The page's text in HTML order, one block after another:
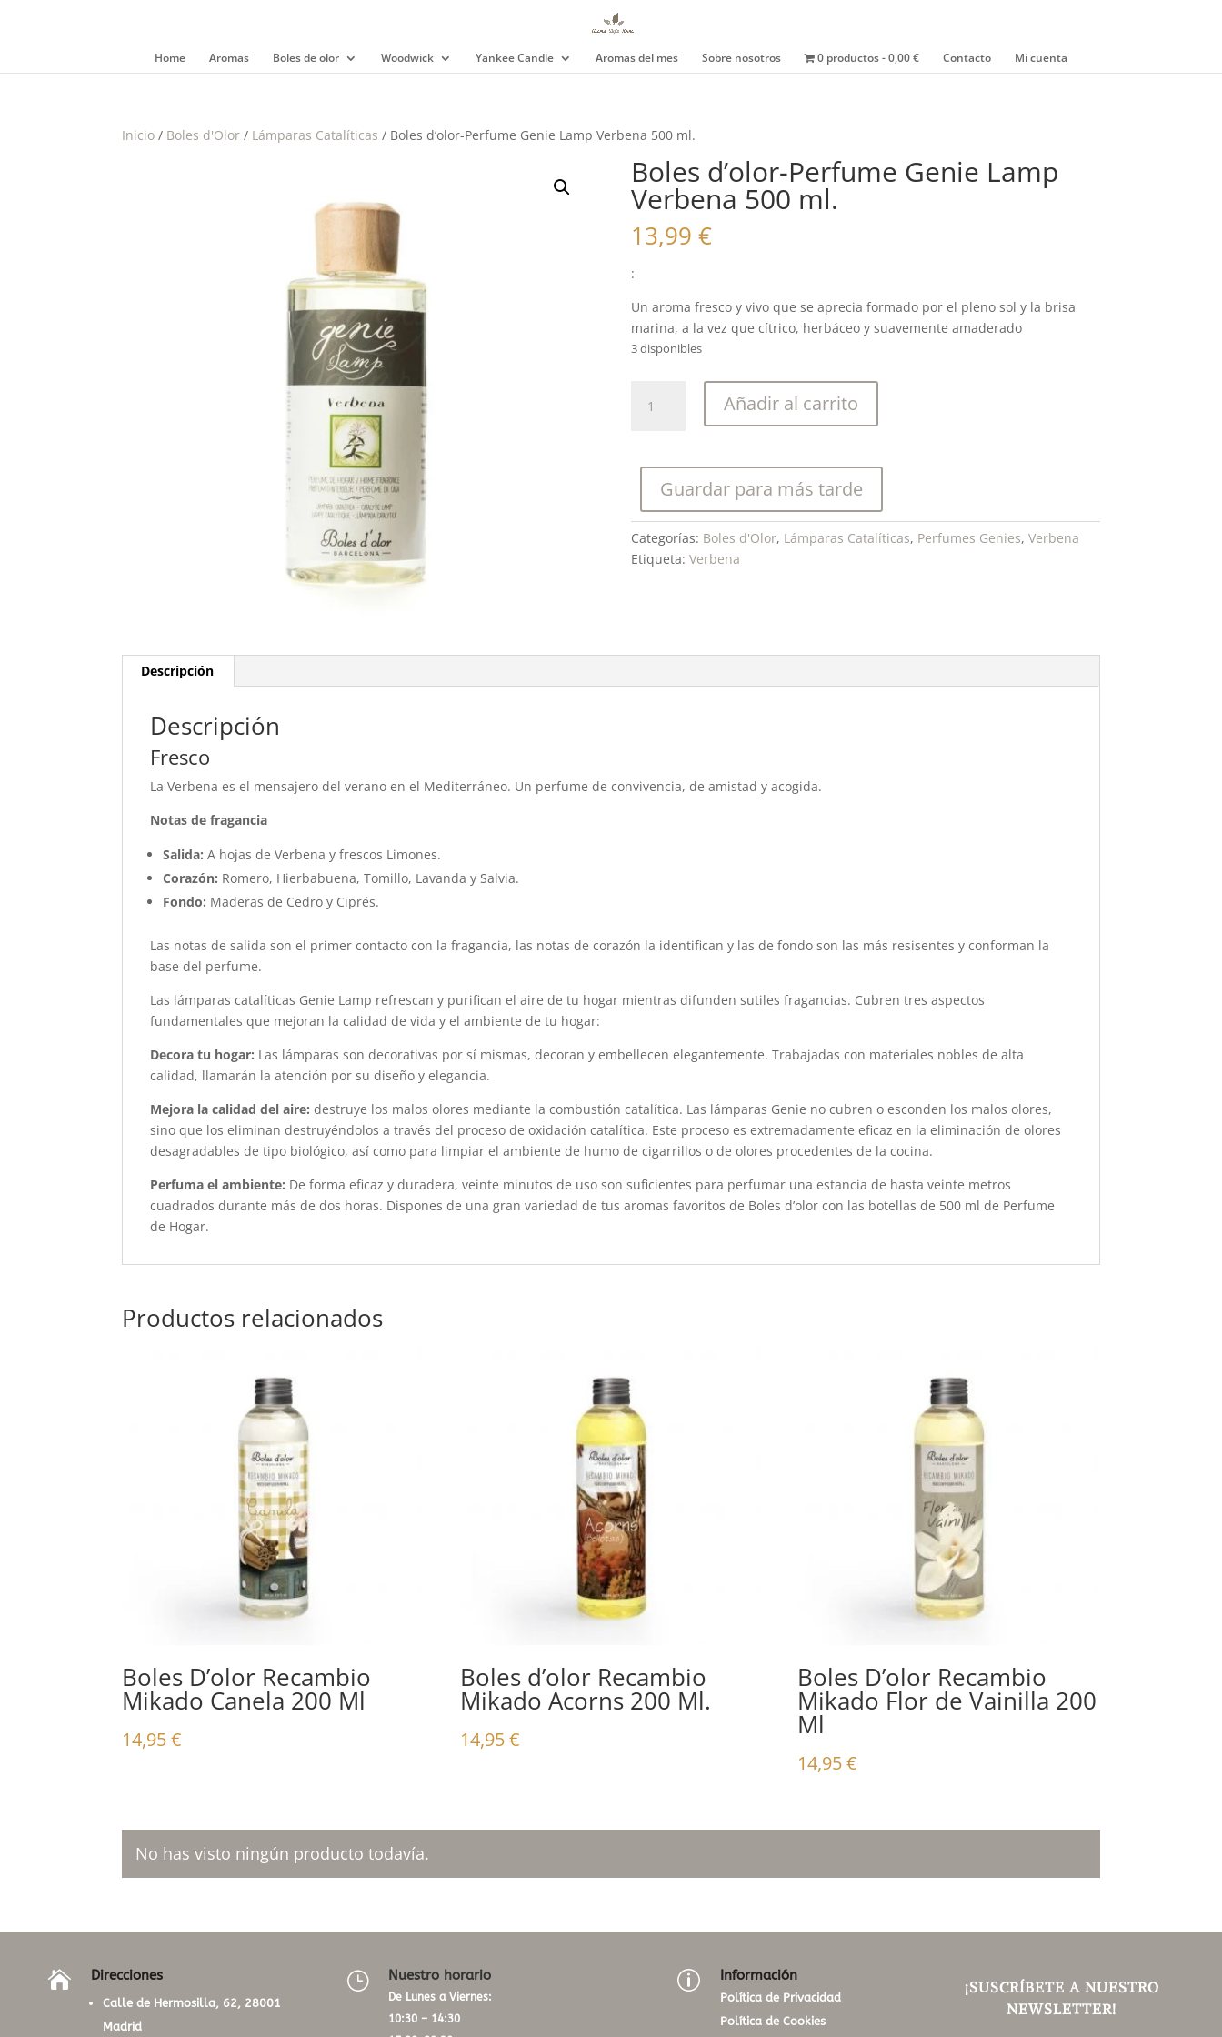
Home Aromas Boles de olor Woodwick Yankee Candle Aromas del mes Sobre nosotros 0 productos 0,00 € Contacto Mi cuenta
Inicio / Boles d'Olor / Lámparas Catalíticas / Boles d’olor-Perfume Genie Lamp Verbena 500 ml.
Boles d’olor-Perfume Genie Lamp
Verbena 500 ml.
13,99 €
:
Un aroma fresco y vivo que se aprecia formado por el pleno sol y la brisa
marina, a la vez que cítrico, herbáceo y suavemente amaderado
3 disponibles
d'olor-
Lamp
Verbena
500
ml.
cantidad
Añadir al carrito
Guardar para más tarde
Categorías: Boles d'Olor, Lámparas Catalíticas, Perfumes Genies, Verbena
Etiqueta: Verbena
Descripción
Descripción
Fresco
La Verbena es el mensajero del verano en el Mediterráneo. Un perfume de convivencia, de amistad y acogida.
Notas de fragancia
Salida:A hojas de Verbena y frescos Limones.
Corazón: Romero, Hierbabuena, Tomillo, Lavanda y Salvia.
Fondo: Maderas de Cedro y Ciprés.
Las notas de salida son el primer contacto con la fragancia, las notas de corazón la identifican y las de fondo son las más resisentes y conforman la
base del perfume.
Las lámparas catalíticas Genie Lamp refrescan y purifican el aire de tu hogar mientras difunden sutiles fragancias. Cubren tres aspectos
fundamentales que mejoran la calidad de vida y el ambiente de tu hogar:
Decora tu hogar: Las lámparas son decorativas por sí mismas, decoran y embellecen elegantemente. Trabajadas con materiales nobles de alta
calidad, llamarán la atención por su diseño y elegancia.
Mejora la calidad del aire: destruye los malos olores mediante la combustión catalítica. Las lámparas Genie no cubren o esconden los malos olores,
sino que los eliminan destruyéndolos a través del proceso de oxidación catalítica. Este proceso es extremadamente eficaz en la eliminación de olores
desagradables de tipo biológico, así como para limpiar el ambiente de humo de cigarrillos o de olores procedentes de la cocina.
Perfuma el ambiente: De forma eficaz y duradera, veinte minutos de uso son suficientes para perfumar una estancia de hasta veinte metros
cuadrados durante más de dos horas. Dispones de una gran variedad de tus aromas favoritos de Boles d’olor con las botellas de 500 ml de Perfume
de Hogar.
Productos relacionados
Boles D’olor Recambio
Mikado Canela 200 Ml
14,95€
Boles d’olor Recambio
Mikado Acorns 200 Ml.
14,95€
Boles D’olor Recambio
Mikado Flor de Vainilla 200
Ml
14,95€
No has visto ningún producto todavía.
 Direcciones
Calle de Hermosilla, 62, 28001
Madrid
} Nuestro horario
De Lunes a Viernes:
10:30 – 14:30
p Información
Política de Privacidad
Política de Cookies
¡SUSCRÍBETE A NUESTRO
NEWSLETTER!